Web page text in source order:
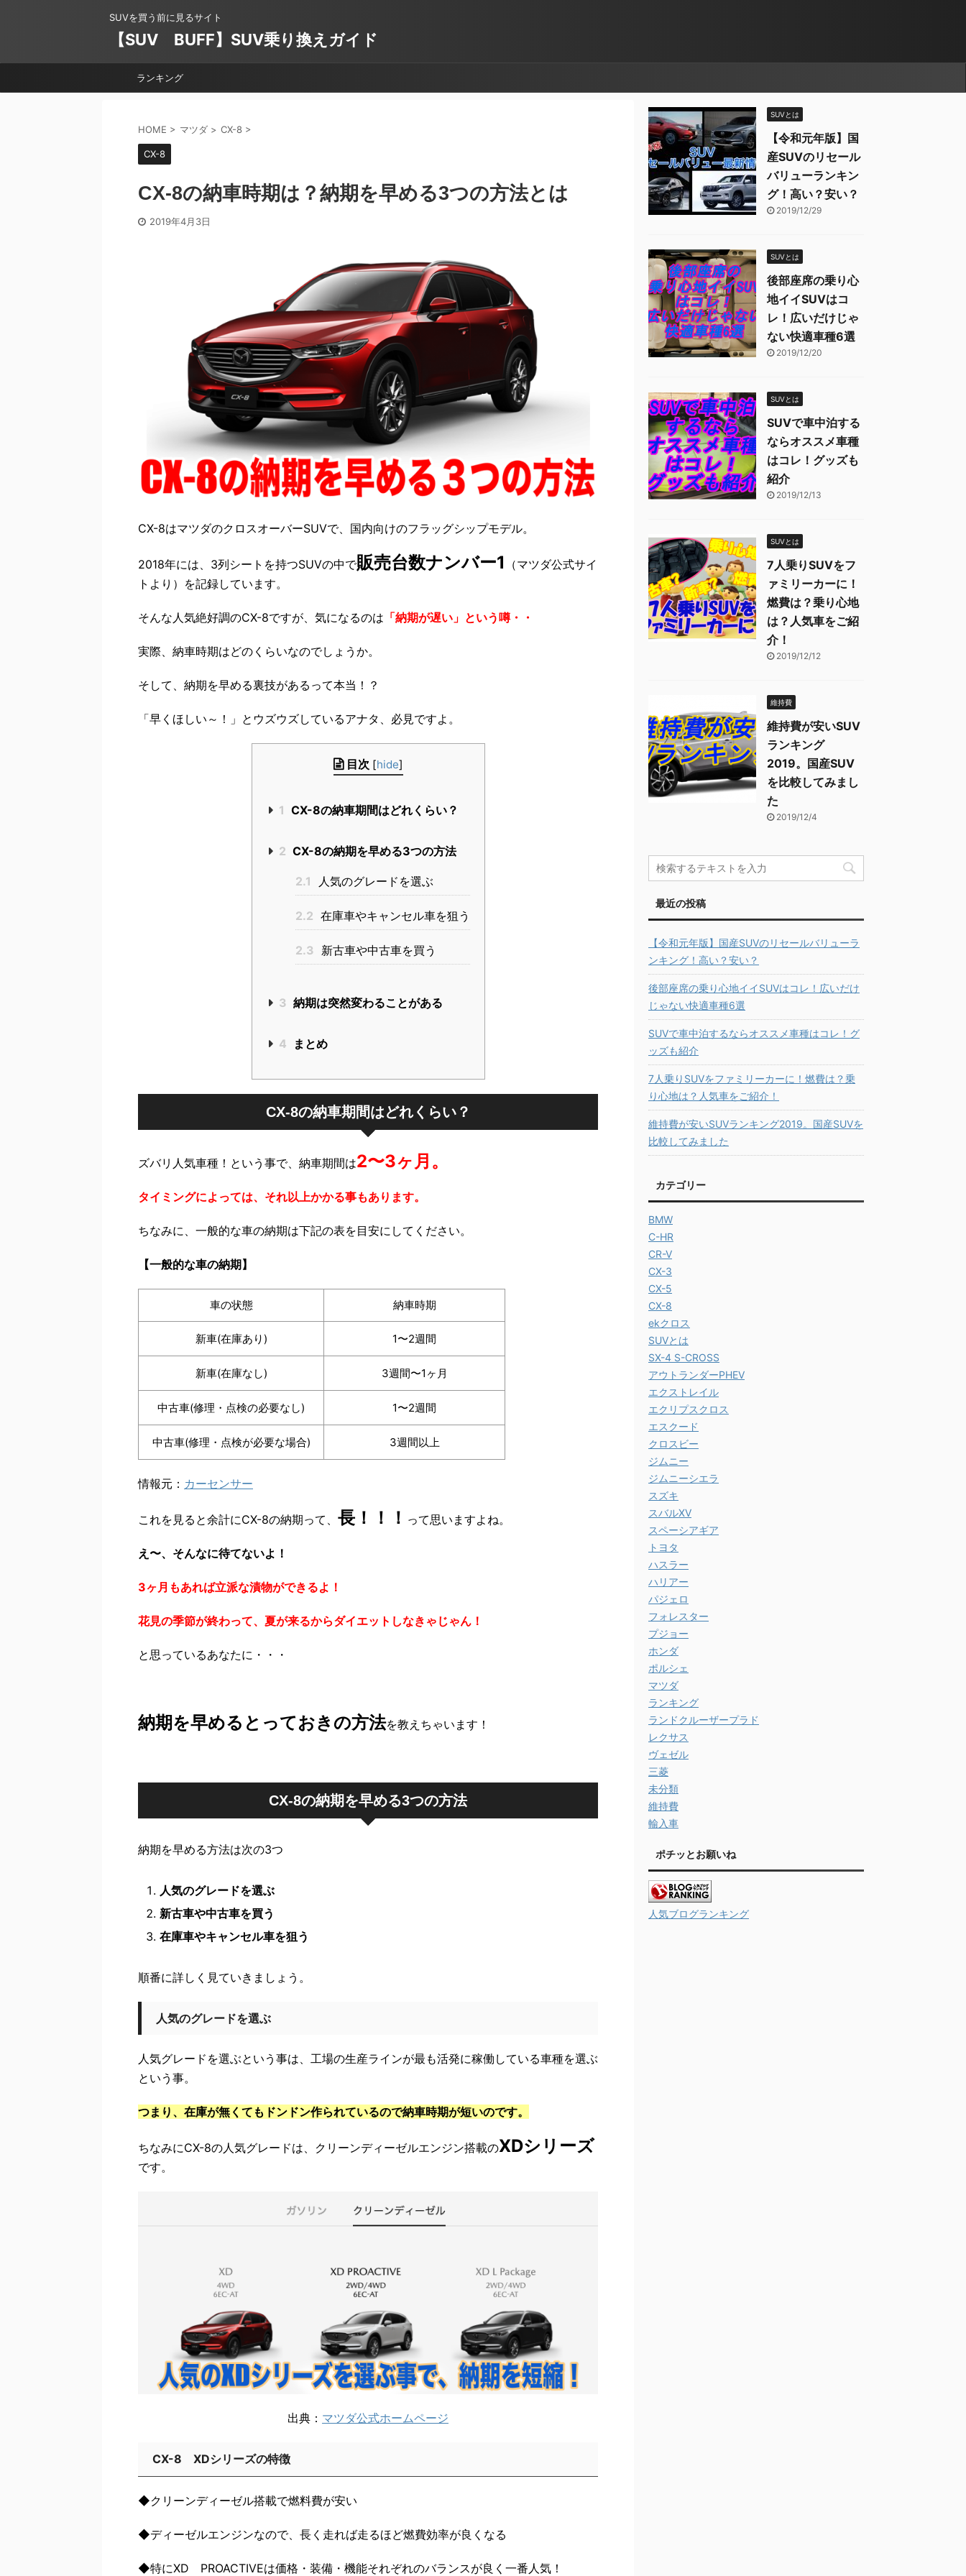
SUVを買う前に見るサイト
【SUV BUFF】SUV乗り換えガイド
ランキング
HOME > マツダ > CX-8 >
CX-8
CX-8の納車時期は？納期を早める3つの方法とは
2019年4月3日
CX-8はマツダのクロスオーバーSUVで、国内向けのフラッグシップモデル。
2018年には、3列シートを持つSUVの中で販売台数ナンバー1
（マツダ公式サイ
トより）を記録しています。
そんな人気絶好調のCX-8ですが、気になるのは 「納期が遅い」という噂・・
実際、納車時期はどのくらいなのでしょうか。
そして、納期を早める裏技があるって本当！？
「早くほしい～！」とウズウズしているアナタ、必見ですよ。
目次 [hide]
1 CX-8の納車期間はどれくらい？
2 CX-8の納期を早める3つの方法
2.1 人気のグレードを選ぶ
2.2 在庫車やキャンセル車を狙う
2.3 新古車や中古車を買う
3 納期は突然変わることがある
4 まとめ
CX-8の納車期間はどれくらい？
ズバリ人気車種！という事で、納車期間は2〜3ヶ月。
タイミングによっては、それ以上かかる事もあります。
ちなみに、一般的な車の納期は下記の表を目安にしてください。
【一般的な車の納期】
車の状態 納車時期
新車(在庫あり) 1〜2週間
新車(在庫なし) 3週間〜1ヶ月
中古車(修理・点検の必要なし) 1〜2週間
中古車(修理・点検が必要な場合) 3週間以上
情報元： カーセンサー
これを見ると余計にCX-8の納期って、 長！！！ って思いますよね。
え〜、そんなに待てないよ！
3ヶ月もあれば立派な漬物ができるよ！
花見の季節が終わって、夏が来るからダイエットしなきゃじゃん！
と思っているあなたに・・・
納期を早めるとっておきの方法を教えちゃいます！
CX-8の納期を早める3つの方法
納期を早める方法は次の3つ
人気のグレードを選ぶ
新古車や中古車を買う
在庫車やキャンセル車を狙う
順番に詳しく見ていきましょう。
人気のグレードを選ぶ
人気グレードを選ぶという事は、工場の生産ラインが最も活発に稼働している車種を選ぶ
という事。
つまり、 在庫が無くてもドンドン作られているので納車時期が短いのです。
ちなみにCX-8の人気グレードは、クリーンディーゼルエンジン搭載のXDシリーズ
です。
出典： マツダ公式ホームページ
CX-8 XDシリーズの特徴
◆クリーンディーゼル搭載で燃料費が安い
◆ディーゼルエンジンなので、長く走れば走るほど燃費効率が良くなる
◆特にXD PROACTIVEは価格・装備・機能それぞれのバランスが良く一番人気！
SUVとは
【令和元年版】国
産SUVのリセール
バリューランキン
グ！高い？安い？
2019/12/29
SUVとは
後部座席の乗り心
地イイSUVはコ
レ！広いだけじゃ
ない快適車種6選
2019/12/20
SUVとは
SUVで車中泊する
ならオススメ車種
はコレ！グッズも
紹介
2019/12/13
SUVとは
7人乗りSUVをフ
ァミリーカーに！
燃費は？乗り心地
は？人気車をご紹
介！
2019/12/12
維持費
維持費が安いSUV
ランキング
2019。国産SUV
を比較してみまし
た
2019/12/4
最近の投稿
【令和元年版】国産SUVのリセールバリューラ
ンキング！高い？安い？
後部座席の乗り心地イイSUVはコレ！広いだけ
じゃない快適車種6選
SUVで車中泊するならオススメ車種はコレ！グ
ッズも紹介
7人乗りSUVをファミリーカーに！燃費は？乗
り心地は？人気車をご紹介！
維持費が安いSUVランキング2019。国産SUVを
比較してみました
カテゴリー
BMW
C-HR
CR-V
CX-3
CX-5
CX-8
ekクロス
SUVとは
SX-4 S-CROSS
アウトランダーPHEV
エクストレイル
エクリプスクロス
エスクード
クロスビー
ジムニー
ジムニーシエラ
スズキ
スバルXV
スペーシアギア
トヨタ
ハスラー
ハリアー
パジェロ
フォレスター
プジョー
ホンダ
ポルシェ
マツダ
ランキング
ランドクルーザープラド
レクサス
ヴェゼル
三菱
未分類
維持費
輸入車
ポチッとお願いね
人気ブログランキング